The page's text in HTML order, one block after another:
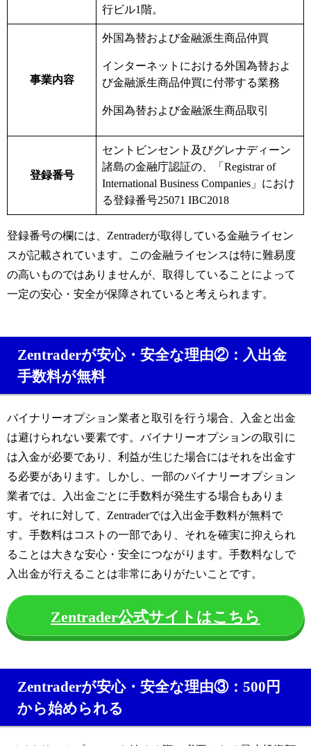
行ビル1 階。
事業内容
外国為替および金融派生商品仲買
インターネットにおける外国為替およ
び金融派生商品仲買に付帯する業務
外国為替および金融派生商品取引
登録番号
セントビンセント及びグレナディーン
諸島の金融庁認証の、「 Registrar of
International Business Companies 」におけ
る登録番号25071 IBC2018
登録番号の欄には、Zentraderが取得している金融ライセン
スが記載されています。この金融ライセンスは特に難易度
の高いものではありませんが、取得していることによって
一定の安心・安全が保障されていると考えられます。
Zentraderが安心・安全な理由②：入出金
手数料が無料
バイナリーオプション業者と取引を行う場合、入金と出金
は避けられない要素です。バイナリーオプションの取引に
は入金が必要であり、利益が生じた場合にはそれを出金す
る必要があります。しかし、一部のバイナリーオプション
業者では、入出金ごとに手数料が発生する場合もありま
す。それに対して、Zentraderでは入出金手数料が無料で
す。手数料はコストの一部であり、それを確実に抑えられ
ることは大きな安心・安全につながります。手数料なしで
入出金が行えることは非常にありがたいことです。
Zentrader公式サイトはこちら
Zentraderが安心・安全な理由③：500円
から始められる